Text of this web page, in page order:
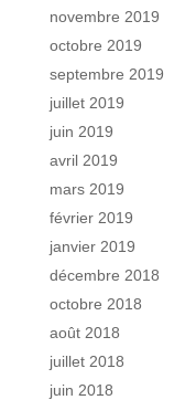
novembre 2019
octobre 2019
septembre 2019
juillet 2019
juin 2019
avril 2019
mars 2019
février 2019
janvier 2019
décembre 2018
octobre 2018
août 2018
juillet 2018
juin 2018